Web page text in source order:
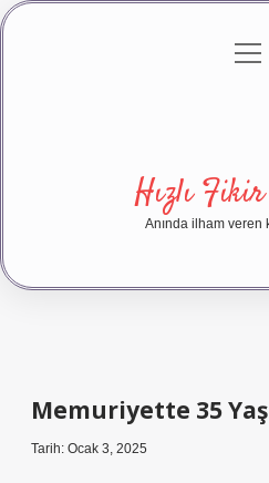
Gizlilik
Hızlı Fikir
Anında ilham veren
Memuriyette 35 Yaş
Tarih: Ocak 3, 2025